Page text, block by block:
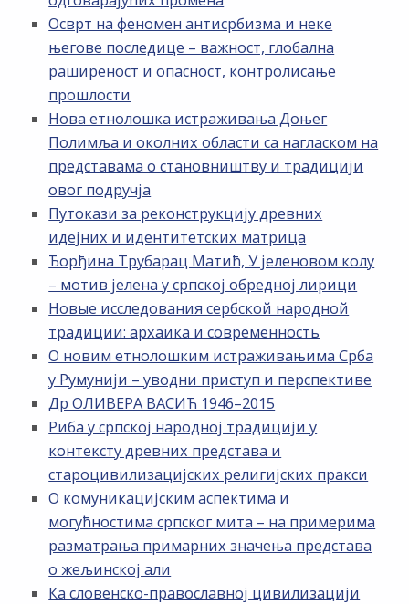
Осврт на феномен антисрбизма и неке
његове последице – важност, глобална
раширеност и опасност, контролисање
прошлости
Нова етнолошка истраживања Доњег
Полимља и околних области са нагласком на
представама о становништву и традицији
овог подручја
Путокази за реконструкцију древних
идејних и идентитетских матрица
Ђорђина Трубарац Матић, У јеленовом колу
– мотив јелена у српској обредној лирици
Новые исследования сербской народной
традиции: архаика и современность
О новим етнолошким истраживањима Срба
у Румунији – уводни приступ и перспективе
Др ОЛИВЕРА ВАСИЋ 1946–2015
Риба у српској народној традицији у
контексту древних представа и
староцивилизацијских религијских пракси
О комуникацијским аспектима и
могућностима српског мита – на примерима
разматрања примарних значења представа
о жељинској али
Ка словенско-православној цивилизацији